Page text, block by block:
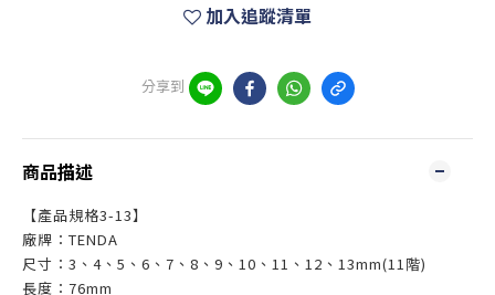
加入追蹤清單
分享到
商品描述
【產品規格3-13】
廠牌：TENDA
尺寸：3、4、5、6、7、8、9、10、11、12、13mm(11階)
長度：76mm